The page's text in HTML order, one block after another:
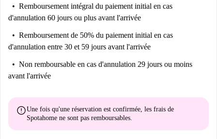
Remboursement intégral du paiement initial en cas
d'annulation 60 jours ou plus avant l'arrivée
Remboursement de 50% du paiement initial en cas
d'annulation entre 30 et 59 jours avant l'arrivée
Non remboursable en cas d'annulation 29 jours ou moins
avant l'arrivée
errorUne fois qu'une réservation est confirmée, les frais de
Spotahome ne sont pas remboursables